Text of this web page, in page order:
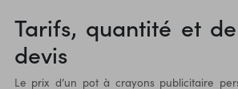
Tarifs, quantité et
devis
Le prix d’un pot à crayons publicitaire